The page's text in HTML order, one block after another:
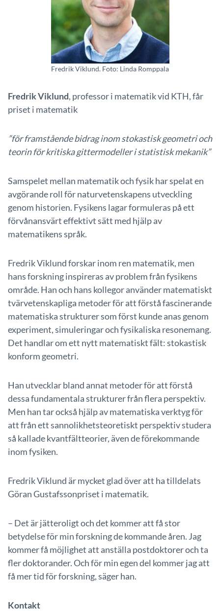
Fredrik Viklund. Foto: Linda Romppala
Fredrik Viklund, professor i matematik vid KTH, får
priset i matematik
”för framstående bidrag inom stokastisk geometri och
teorin för kritiska gittermodeller i statistisk mekanik”
Samspelet mellan matematik och fysik har spelat en
avgörande roll för naturvetenskapens utveckling
genom historien. Fysikens lagar formuleras på ett
förvånansvärt effektivt sätt med hjälp av
matematikens språk.
Fredrik Viklund forskar inom ren matematik, men
hans forskning inspireras av problem från fysikens
område. Han och hans kollegor använder matematiskt
tvärvetenskapliga metoder för att förstå fascinerande
matematiska strukturer som först kunde anas genom
experiment, simuleringar och fysikaliska resonemang.
Det handlar om ett nytt matematiskt fält: stokastisk
konform geometri.
Han utvecklar bland annat metoder för att förstå
dessa fundamentala strukturer från flera perspektiv.
Men han tar också hjälp av matematiska verktyg för
att från ett sannolikhetsteoretiskt perspektiv studera
så kallade kvantfältteorier, även de förekommande
inom fysiken.
Fredrik Viklund är mycket glad över att ha tilldelats
Göran Gustafssonpriset i matematik.
– Det är jätteroligt och det kommer att få stor
betydelse för min forskning de kommande åren. Jag
kommer få möjlighet att anställa postdoktorer och ta
fler doktorander. Och för min egen del kommer jag att
få mer tid för forskning, säger han.
Kontakt